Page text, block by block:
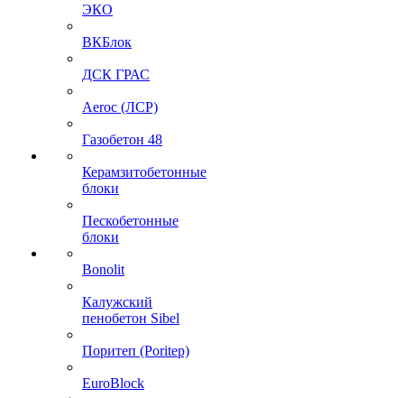
ЭКО
ВКБлок
ДСК ГРАС
Aeroc (ЛСР)
Газобетон 48
Керамзитобетонные
блоки
Пескобетонные
блоки
Bonolit
Калужский
пенобетон Sibel
Поритеп (Poritep)
EuroBlock